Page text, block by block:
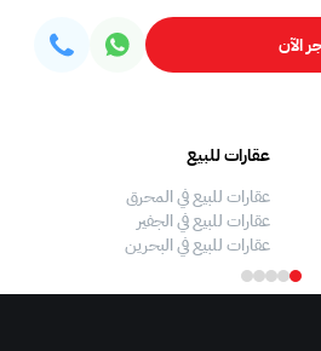
الآن
عقارات للبيع
عقارات للبيع في المحرق
عقارات للبيع في الجفير
عقارات للبيع في البحرين